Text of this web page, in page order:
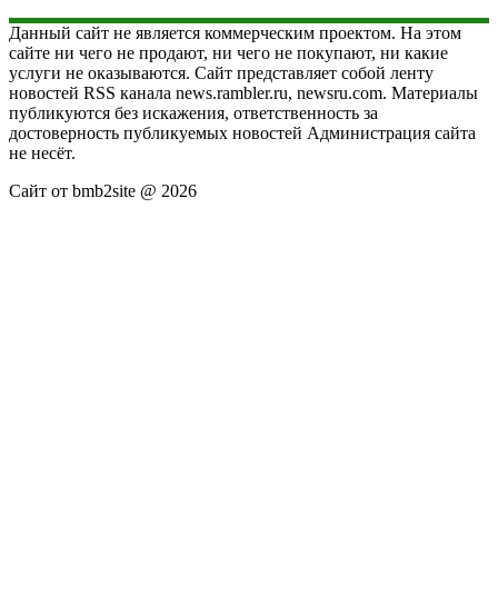
Данный сайт не является коммерческим проектом. На этом
сайте ни чего не продают, ни чего не покупают, ни какие
услуги не оказываются. Сайт представляет собой ленту
новостей RSS канала news.rambler.ru, newsru.com. Материалы
публикуются без искажения, ответственность за
достоверность публикуемых новостей Администрация сайта
не несёт.
Сайт от bmb2site @ 2026